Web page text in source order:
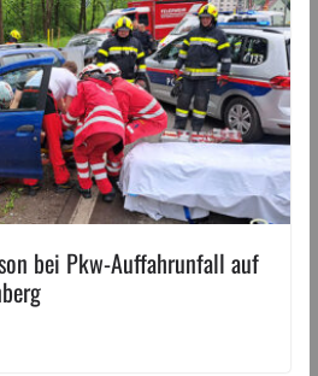
bei Pkw-Auffahrunfall auf